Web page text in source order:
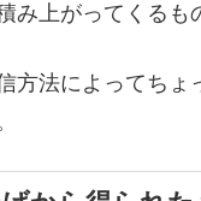
み上がってくるも
方法によってち